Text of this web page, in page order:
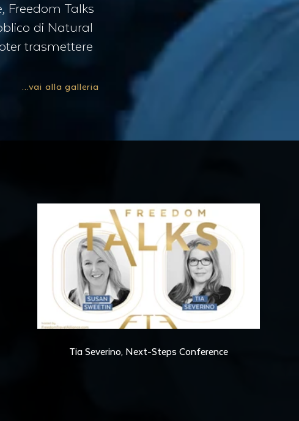
Freedom Talks
di Natural
trasmettere
...vai alla galleria
Tia Severino, Next-Steps Conference